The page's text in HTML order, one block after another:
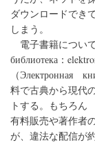
ダウンロードできて
しまう。
電子書籍につい
библиотека：
（Электронная
料で古典から現代
トする。もちろん
有料販売や著作者
が、違法な配信が